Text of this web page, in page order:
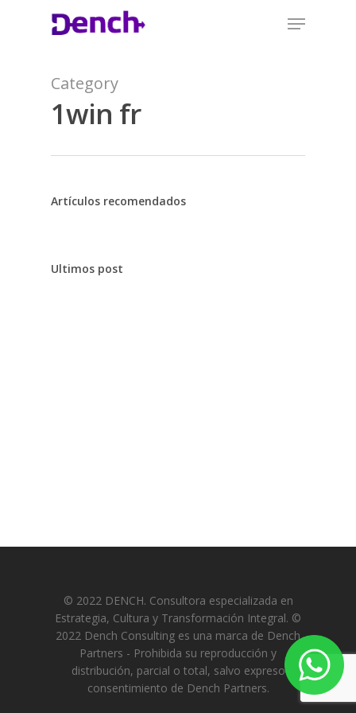
Category
1win fr
Artículos recomendados
Ultimos post
© 2022 DENCH. Consultora especializada en
Estrategia, Cultura y Transformación Integral. ©
2022 Dench Consulting es una marca de Dench
Partners - Prohibida su reproducción y
distribución, parcial o total, salvo expreso
consentimiento de Dench Partners.